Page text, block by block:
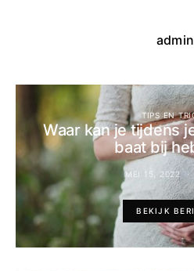
admin
TIPS EN
Waar kan je tijdens
baat bij
MEI 15, 2022
BEKIJK